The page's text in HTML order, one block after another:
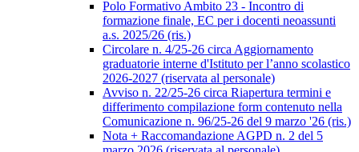
Polo Formativo Ambito 23 - Incontro di
formazione finale, EC per i docenti neoassunti
a.s. 2025/26 (ris.)
Circolare n. 4/25-26 circa Aggiornamento
graduatorie interne d'Istituto per l’anno scolastico
2026-2027 (riservata al personale)
Avviso n. 22/25-26 circa Riapertura termini e
differimento compilazione form contenuto nella
Comunicazione n. 96/25-26 del 9 marzo '26 (ris.)
Nota + Raccomandazione AGPD n. 2 del 5